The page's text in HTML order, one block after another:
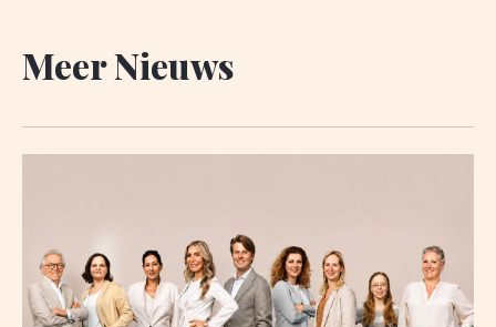
Meer Nieuws